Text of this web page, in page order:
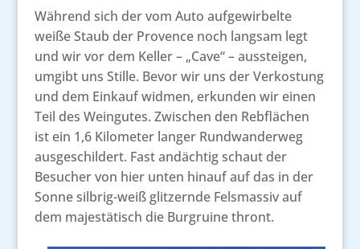
Während sich der vom Auto aufgewirbelte
weiße Staub der Provence noch langsam legt
und wir vor dem Keller – „Cave“ – aussteigen,
umgibt uns Stille. Bevor wir uns der Verkostung
und dem Einkauf widmen, erkunden wir einen
Teil des Weingutes. Zwischen den Rebflächen
ist ein 1,6 Kilometer langer Rundwanderweg
ausgeschildert. Fast andächtig schaut der
Besucher von hier unten hinauf auf das in der
Sonne silbrig-weiß glitzernde Felsmassiv auf
dem majestätisch die Burgruine thront.